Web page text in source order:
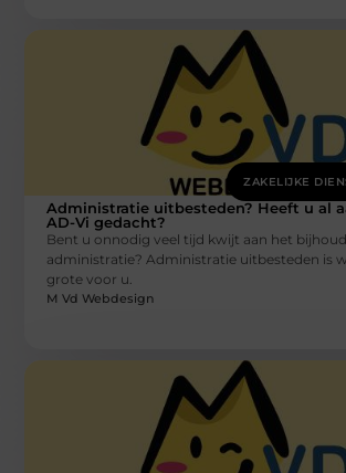
ZAKELIJKE
Administratie uitbesteden? Heeft u al
AD-Vi gedacht?
Bent u onnodig veel tijd kwijt aan het
administratie? Administratie uitbesteden is
grote voor u.
M Vd Webdesign